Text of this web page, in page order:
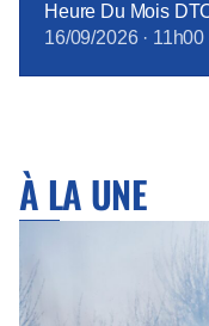
Heure Du Mois
16/09/2026· 11h00
À LA UNE